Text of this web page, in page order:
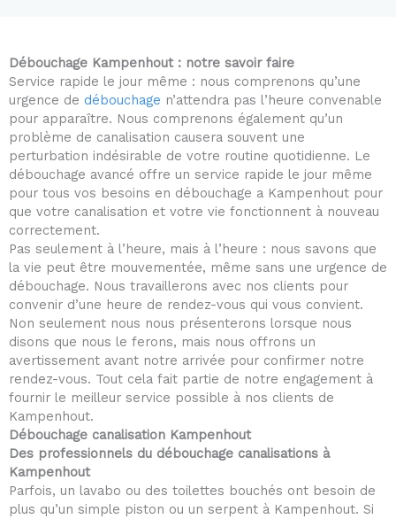
t
o
f
5
Débouchage Kampenhout : notre savoir faire
Service rapide le jour même : nous comprenons qu’une
urgence de débouchage n’attendra pas l’heure convenable
pour apparaître. Nous comprenons également qu’un
problème de canalisation causera souvent une
perturbation indésirable de votre routine quotidienne. Le
débouchage avancé offre un service rapide le jour même
pour tous vos besoins en débouchage a Kampenhout pour
que votre canalisation et votre vie fonctionnent à nouveau
correctement.
Pas seulement à l’heure, mais à l’heure : nous savons que
la vie peut être mouvementée, même sans une urgence de
débouchage. Nous travaillerons avec nos clients pour
convenir d’une heure de rendez-vous qui vous convient.
Non seulement nous nous présenterons lorsque nous
disons que nous le ferons, mais nous offrons un
avertissement avant notre arrivée pour confirmer notre
rendez-vous. Tout cela fait partie de notre engagement à
fournir le meilleur service possible à nos clients de
Kampenhout.
Débouchage canalisation Kampenhout
Des professionnels du débouchage canalisations à
Kampenhout
Parfois, un lavabo ou des toilettes bouchés ont besoin de
plus qu’un simple piston ou un serpent à Kampenhout. Si